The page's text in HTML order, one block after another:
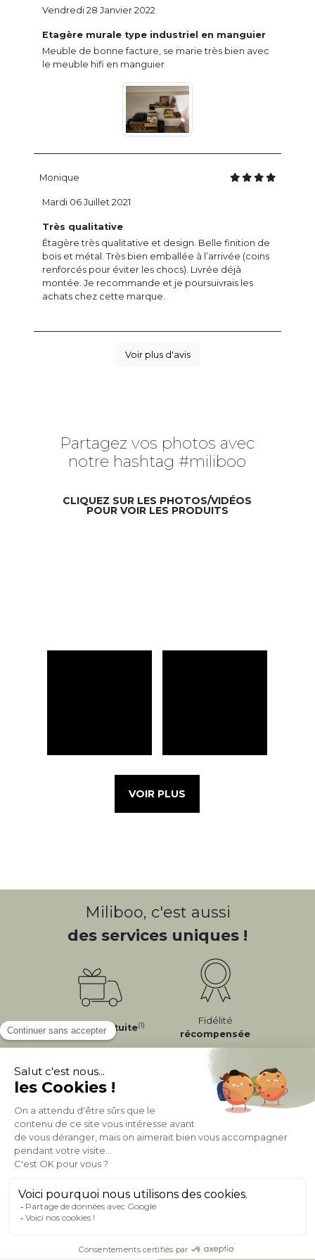
Etagère murale type industriel en manguier
Meuble de bonne facture, se marie très bien avec
le meuble hifi en manguier
Vendredi 28 Janvier 2022
Monique
Très qualitative
Étagère très qualitative et design. Belle finition de
bois et métal. Très bien emballée à l’arrivée (coins
renforcés pour éviter les chocs). Livrée déjà
montée. Je recommande et je poursuivrais les
achats chez cette marque.
Mardi 06 Juillet 2021
Voir plus d'avis
Partagez vos photos avec
notre hashtag #miliboo
CLIQUEZ SUR LES PHOTOS/VIDÉOS
POUR VOIR LES PRODUITS
VOIR PLUS
Miliboo, c'est aussi
des services uniques !
LivraisonGratuite(1)
Fidélité
récompensée
Expéditionen
24/72h
Appel gratuit
0 20 88 04 14
À PROPOS DE MILIBOO